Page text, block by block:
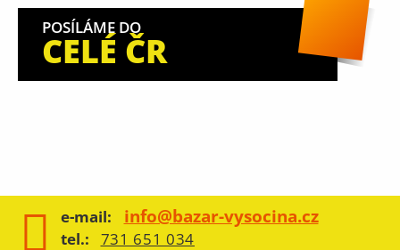
POSÍLÁME DO
CELÉ ČR
e-mail: info@bazar-vysocina.cz
tel.: 731 651 034